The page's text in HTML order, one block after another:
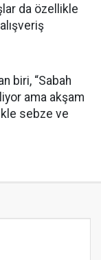
da özellikle
biri, “Sabah
ama akşam
sebze ve